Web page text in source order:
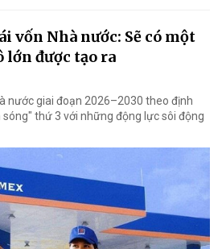
vốn Nhà nước: Sẽ có một
lớn được tạo ra
nước giai đoạn 2026–2030 theo định
thứ 3 với những động lực sôi động